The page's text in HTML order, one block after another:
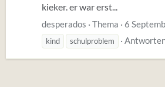
kieker. er war erst...
desperados Thema 6
kind
schulproblem